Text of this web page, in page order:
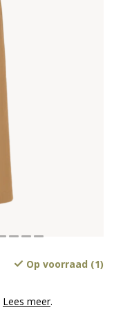
Op voorraad (1)
Lees meer.